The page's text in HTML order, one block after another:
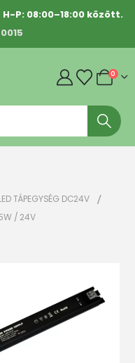
P: 08:00–18:00 között.
0
TÁPEGYSÉG DC24V
/ 24V